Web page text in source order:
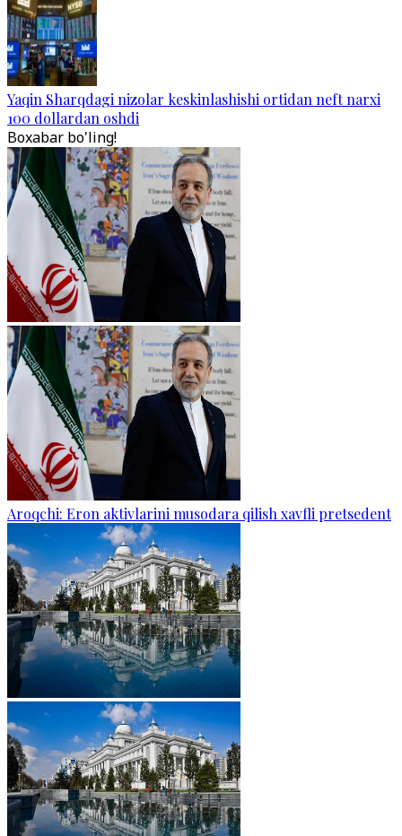
Yaqin Sharqdagi nizolar keskinlashishi ortidan neft narxi
100 dollardan oshdi
Boxabar bo'ling!
Aroqchi: Eron aktivlarini musodara qilish xavfli pretsedent